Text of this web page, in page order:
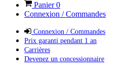
Panier0
Connexion / Commandes
Connexion / Commandes
Prix garanti pendant 1 an
Carrières
Devenez un concessionnaire